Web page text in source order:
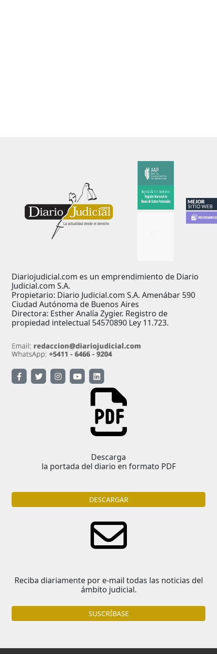
Diariojudicial.com es un emprendimiento de Diario
Judicial.com S.A.
Propietario: Diario Judicial.com S.A. Amenábar 590
Ciudad Autónoma de Buenos Aires
Directora: Esther Analía Zygier. Registro de
propiedad intelectual 54570890 Ley 11.723.
Descarga
la portada del diario en formato PDF
DESCARGAR
Reciba diariamente por e-mail todas las noticias del
ámbito judicial.
SUSCRÍBASE